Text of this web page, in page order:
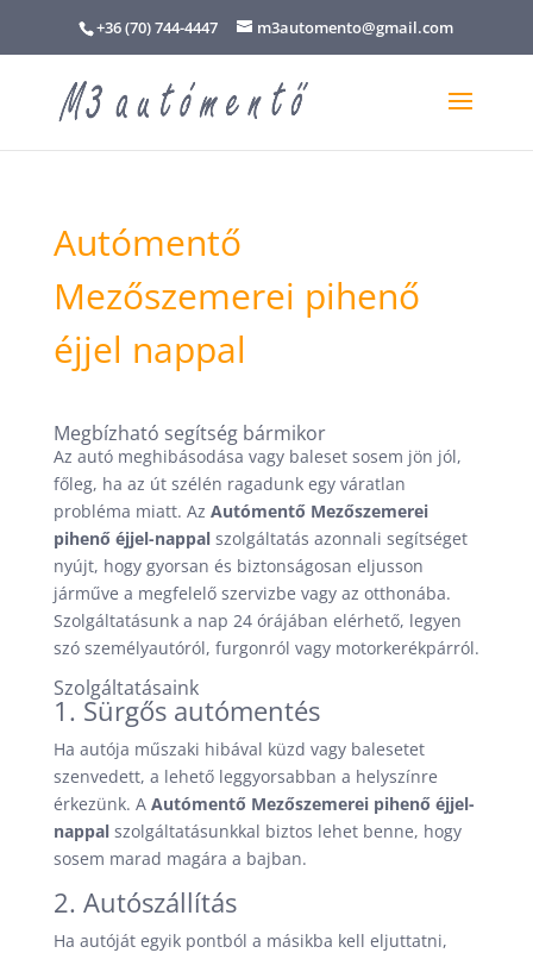
+36 (70) 744-4447 m3automento@gmail.com
Autómentő
Mezőszemerei pihenő
éjjel nappal
Megbízható segítség bármikor
Az autó meghibásodása vagy baleset sosem jön jól,
főleg, ha az út szélén ragadunk egy váratlan
probléma miatt. Az Autómentő Mezőszemerei
pihenő éjjel-nappalszolgáltatás azonnali segítséget
nyújt, hogy gyorsan és biztonságosan eljusson
járműve a megfelelő szervizbe vagy az otthonába.
Szolgáltatásunk a nap 24 órájában elérhető, legyen
szó személyautóról, furgonról vagy motorkerékpárról.
Szolgáltatásaink
1. Sürgős autómentés
Ha autója műszaki hibával küzd vagy balesetet
szenvedett, a lehető leggyorsabban a helyszínre
érkezünk. A Autómentő Mezőszemerei pihenő éjjel-
nappalszolgáltatásunkkal biztos lehet benne, hogy
sosem marad magára a bajban.
2. Autószállítás
Ha autóját egyik pontból a másikba kell eljuttatni,